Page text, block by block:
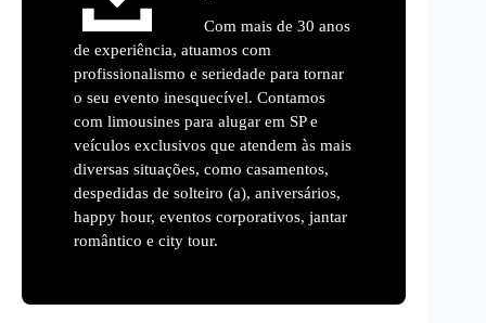
Com mais de 30 anos
de experiência, atuamos com
profissionalismo e seriedade para tornar
o seu evento inesquecível. Contamos
com limousines para alugar em SP e
veículos exclusivos que atendem às mais
diversas situações, como casamentos,
despedidas de solteiro (a), aniversários,
happy hour, eventos corporativos, jantar
romântico e city tour.